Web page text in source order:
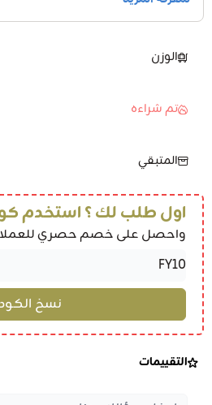
الوزن
تم شراءه
المتبقي
اول طلب لك ؟ استخدم
واحصل على خصم حصري
التقييمات